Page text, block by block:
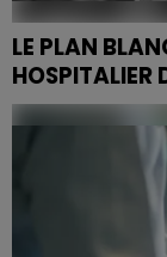
LE PLAN
HOSPITALIER
Déclenché face
touché le
Centre